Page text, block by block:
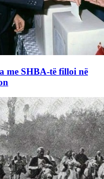
me SHBA-të filloi në